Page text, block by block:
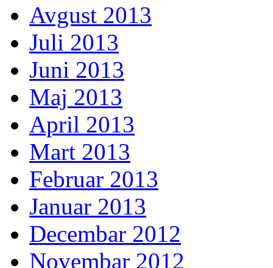
Avgust 2013
Juli 2013
Juni 2013
Maj 2013
April 2013
Mart 2013
Februar 2013
Januar 2013
Decembar 2012
Novembar 2012